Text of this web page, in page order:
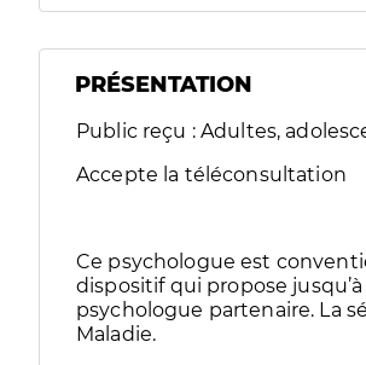
PRÉSENTATION
Public reçu : Adultes,
Accepte la téléconsultation
Ce psychologue est
dispositif qui propose
psychologue partenaire. La
Maladie.